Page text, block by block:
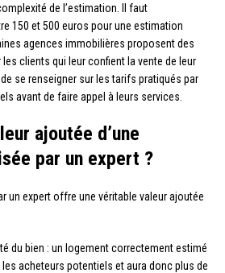
de l’estimation. Il faut
150 et 500 euros pour une estimation
agences immobilières proposent des
clients qui leur confient la vente de leur
se renseigner sur les tarifs pratiqués par
avant de faire appel à leurs services.
ajoutée d’une
par un expert ?
un expert offre une véritable valeur ajoutée
du bien : un logement correctement estimé
acheteurs potentiels et aura donc plus de